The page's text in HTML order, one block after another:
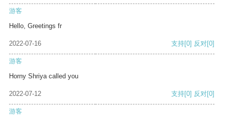
游客
Hello, Greetings fr
2022-07-16 支持[0] 反对[0]
游客
Horny Shriya called you
2022-07-12 支持[0] 反对[0]
游客